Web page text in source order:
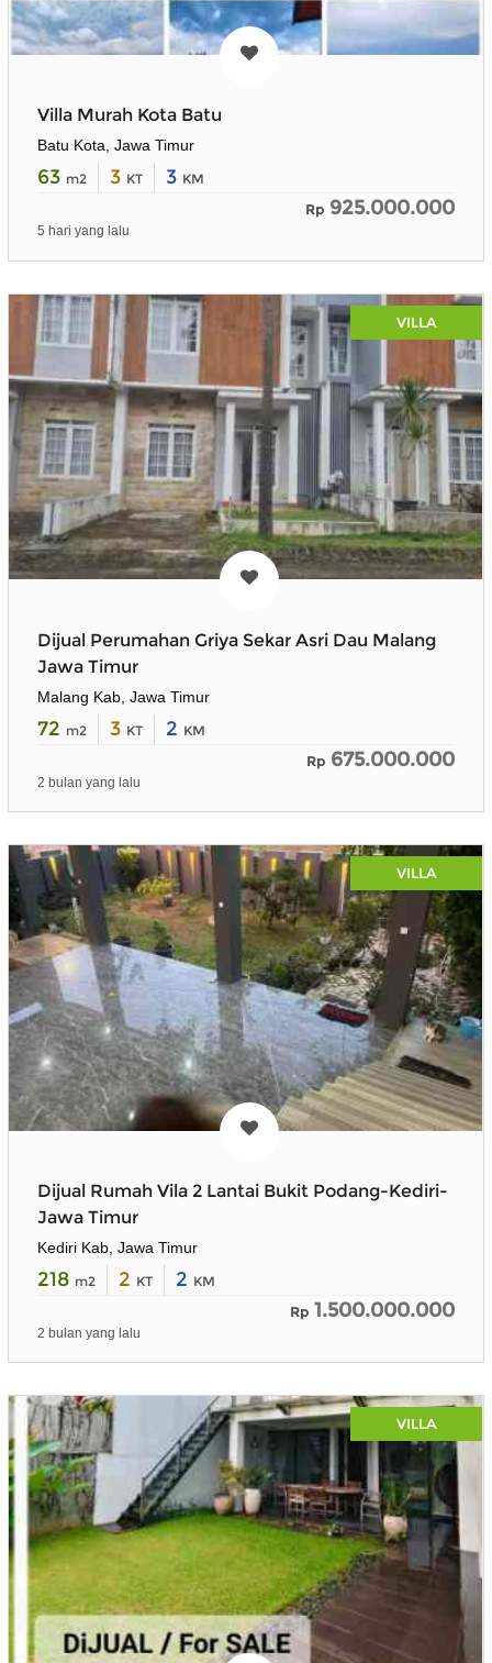
Villa Murah Kota Batu
Batu Kota, Jawa Timur
63 m2 3 KT 3 KM
Rp 925.000.000
5 hari yang lalu
VILLA
Dijual Perumahan Griya Sekar Asri Dau Malang
Jawa Timur
Malang Kab, Jawa Timur
72 m2 3 KT 2 KM
Rp 675.000.000
2 bulan yang lalu
VILLA
Dijual Rumah Vila 2 Lantai Bukit Podang-Kediri-
Jawa Timur
Kediri Kab, Jawa Timur
218 m2 2 KT 2 KM
Rp 1.500.000.000
2 bulan yang lalu
VILLA